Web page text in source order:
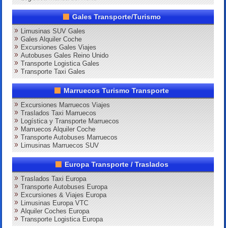
Gales Transporte/Turismo
Limusinas SUV Gales
Gales Alquiler Coche
Excursiones Gales Viajes
Autobuses Gales Reino Unido
Transporte Logistica Gales
Transporte Taxi Gales
Marruecos Turismo Transporte
Excursiones Marruecos Viajes
Traslados Taxi Marruecos
Logística y Transporte Marruecos
Marruecos Alquiler Coche
Transporte Autobuses Marruecos
Limusinas Marruecos SUV
Europa Transporte / Traslados
Traslados Taxi Europa
Transporte Autobuses Europa
Excursiones & Viajes Europa
Limusinas Europa VTC
Alquiler Coches Europa
Transporte Logistica Europa